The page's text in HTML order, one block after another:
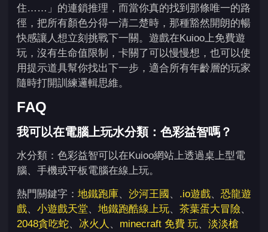
住……」的連鎖推理，而當你真的找到那條唯一的路
徑，把所有顏色分得一清二楚時，那種豁然開朗的暢
快感讓人想立刻挑戰下一關。遊戲在Kuioo上免費遊
玩，沒有生命值限制，卡關了可以慢慢想，也可以使
用提示道具幫你找出下一步，適合所有年齡層的玩家
隨時打開訓練邏輯思維。
FAQ
我可以在電腦上玩水分類：色彩益智嗎？
水分類：色彩益智可以在Kuioo網站上透過桌上型電
腦、手機或平板電腦在線上玩。
熱門關鍵字： 地鐵跑庫、 沙河王國 、 .io遊戲、 恐龍遊
戲、 小遊戲天堂、 地鐵跑酷線上玩、 茶葉蛋大冒險、
2048貪吃蛇、 冰火人 、 minecraft 免費 玩、 淡淡槍